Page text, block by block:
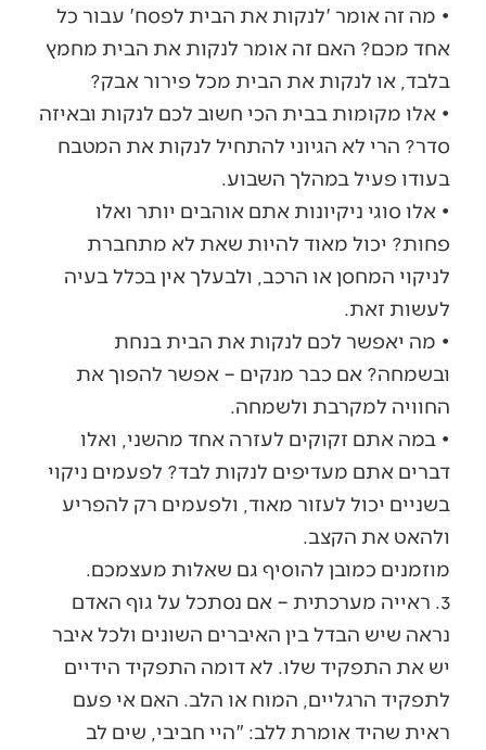
• מה זה אומר 'לנקות את הבית לפסח' עבור כל
אחד מכם? האם זה אומר לנקות את הבית מחמץ
בלבד, או לנקות את הבית מכל פירור אבק?
• אלו מקומות בבית הכי חשוב לכם לנקות ובאיזה
סדר? הרי לא הגיוני להתחיל לנקות את המטבח
בעודו פעיל במהלך השבוע.
• אלו סוגי ניקיונות אתם אוהבים יותר ואלו
פחות? יכול מאוד להיות שאת לא מתחברת
לניקוי המחסן או הרכב, ולבעלך אין בכלל בעיה
לעשות זאת.
• מה יאפשר לכם לנקות את הבית בנחת
ובשמחה? אם כבר מנקים – אפשר להפוך את
החוויה למקרבת ולשמחה.
• במה אתם זקוקים לעזרה אחד מהשני, ואלו
דברים אתם מעדיפים לנקות לבד? לפעמים ניקוי
בשניים יכול לעזור מאוד, ולפעמים רק להפריע
ולהאט את הקצב.
מוזמנים כמובן להוסיף גם שאלות מעצמכם.
3. ראייה מערכתית – אם נסתכל על גוף האדם
נראה שיש הבדל בין האיברים השונים ולכל איבר
יש את התפקיד שלו. לא דומה התפקיד הידיים
לתפקיד הרגליים, המוח או הלב. האם אי פעם
ראית שהיד אומרת ללב: "היי חביבי, שים לב